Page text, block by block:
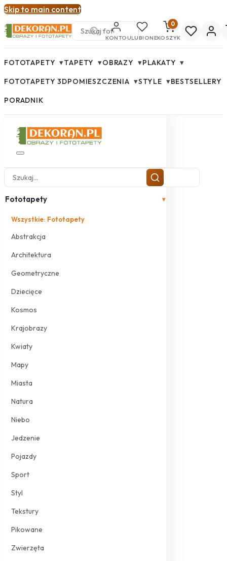
Skip to main content
KONTOULUBIONE
0
KOSZYK
FOTOTAPETY ▾TAPETY ▾OBRAZY ▾PLAKATY ▾
FOTOTAPETY 3DPOMIESZCZENIA ▾STYLE ▾BESTSELLERY
PORADNIK
Fototapety ▾
Wszystkie: Fototapety
Abstrakcja
Architektura
Geometryczne
Dziecięce
Kosmos
Krajobrazy
Kwiaty
Mapy
Miasta
Natura
Niebo
Jedzenie
Pojazdy
Sport
Styl
Tekstury
Pikowane
Zwierzęta